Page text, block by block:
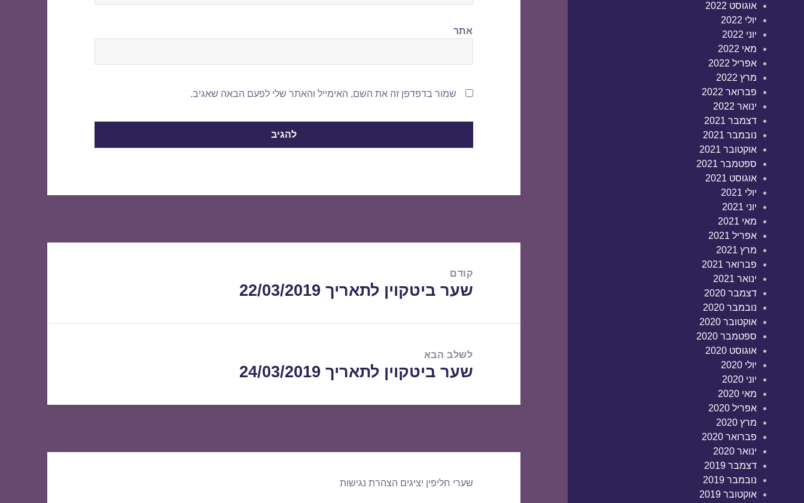
אוגוסט 2022
יולי 2022
יוני 2022
מאי 2022
אפריל 2022
מרץ 2022
פברואר 2022
ינואר 2022
דצמבר 2021
נובמבר 2021
אוקטובר 2021
ספטמבר 2021
אוגוסט 2021
יולי 2021
יוני 2021
מאי 2021
אפריל 2021
מרץ 2021
פברואר 2021
ינואר 2021
דצמבר 2020
נובמבר 2020
אוקטובר 2020
ספטמבר 2020
אוגוסט 2020
יולי 2020
יוני 2020
מאי 2020
אפריל 2020
מרץ 2020
פברואר 2020
ינואר 2020
דצמבר 2019
נובמבר 2019
אוקטובר 2019
אתר
שמור בדפדפן זה את השם, האימייל והאתר שלי לפעם הבאה שאגיב.
קודם
הפוסט
שער ביטקוין לתאריך 22/03/2019
לשלב הבא
הפוסט
שער ביטקוין לתאריך 24/03/2019
שערי חליפין יציגים הצהרת נגישות